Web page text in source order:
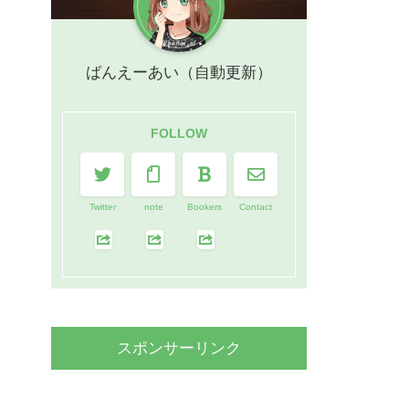
ばんえーあい（自動更新）
FOLLOW
Twitter note Bookers Contact
スポンサーリンク